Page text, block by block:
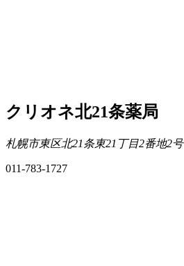
クリオネ北21条薬局
札幌市東区北21条東21丁目2番地2号
011-783-1727